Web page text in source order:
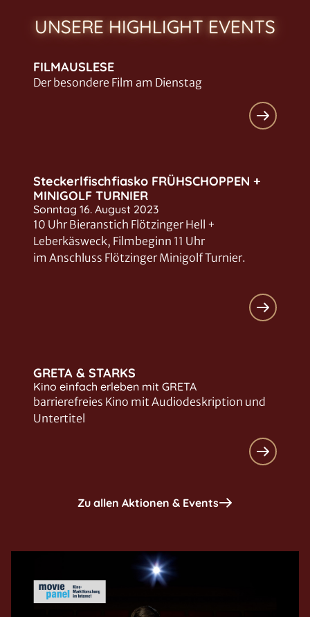
Der Pinguin meines Lebens
UNSERE HIGHLIGHT EVENTS
FILMAUSLESE
Der besondere Film am Dienstag
Steckerlfischfiasko FRÜHSCHOPPEN +
MINIGOLF TURNIER
Sonntag 16. August 2023
10 Uhr Bieranstich Flötzinger Hell +
Leberkäsweck, Filmbeginn 11 Uhr
im Anschluss Flötzinger Minigolf Turnier.
GRETA & STARKS
Kino einfach erleben mit GRETA
barrierefreies Kino mit Audiodeskription und
Untertitel
Zu allen Aktionen & Events